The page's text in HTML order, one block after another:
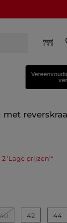
‘Lage prijzen’*
40 42 44